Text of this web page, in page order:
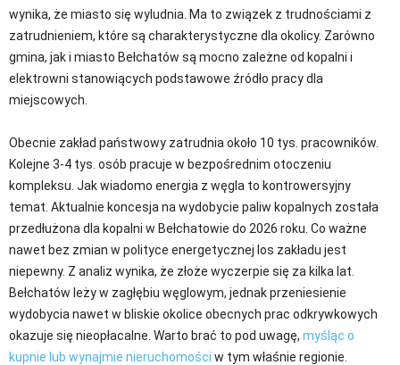
wynika, że miasto się wyludnia. Ma to związek z trudnościami z
zatrudnieniem, które są charakterystyczne dla okolicy. Zarówno
gmina, jak i miasto Bełchatów są mocno zależne od kopalni i
elektrowni stanowiących podstawowe źródło pracy dla
miejscowych.
Obecnie zakład państwowy zatrudnia około 10 tys. pracowników.
Kolejne 3-4 tys. osób pracuje w bezpośrednim otoczeniu
kompleksu. Jak wiadomo energia z węgla to kontrowersyjny
temat. Aktualnie koncesja na wydobycie paliw kopalnych została
przedłużona dla kopalni w Bełchatowie do 2026 roku. Co ważne
nawet bez zmian w polityce energetycznej los zakładu jest
niepewny. Z analiz wynika, że złoże wyczerpie się za kilka lat.
Bełchatów leży w zagłębiu węglowym, jednak przeniesienie
wydobycia nawet w bliskie okolice obecnych prac odkrywkowych
okazuje się nieopłacalne. Warto brać to pod uwagę, myśląc o
kupnie lub wynajmie nieruchomości w tym właśnie regionie.